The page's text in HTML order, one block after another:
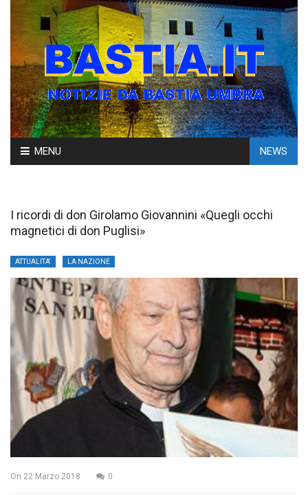
Skip
to
MENU NEWS
I ricordi di don Girolamo Giovannini «Quegli occhi
magnetici di don Puglisi»
ATTUALITA' LA NAZIONE
On 22 Marzo 2018 0